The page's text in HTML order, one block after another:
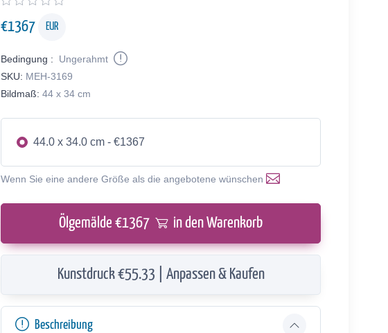
€1367 EUR
Bedingung :
Ungerahmt
SKU: MEH-3169
Bildmaß: 44 x 34 cm
44.0 x 34.0 cm - €1367
Wenn Sie eine andere Größe als die angebotene wünschen
Ölgemälde €1367 in den Warenkorb
Kunstdruck €55.33 | Anpassen & Kaufen
Beschreibung